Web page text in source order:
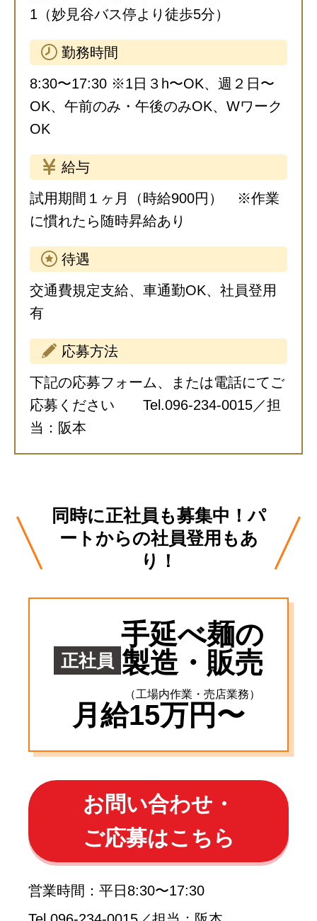
1（妙見谷バス停より徒歩5分）
勤務時間
8:30〜17:30 ※1日３h〜OK、週２日〜
OK、午前のみ・午後のみOK、Wワーク
OK
給与
試用期間１ヶ月（時給900円） ※作業
に慣れたら随時昇給あり
待遇
交通費規定支給、車通勤OK、社員登用
有
応募方法
下記の応募フォーム、または電話にてご
応募ください Tel.096-234-0015／担
当：阪本
同時に正社員も募集中！パ
ートからの社員登用もあ
り！
正社員
手延べ麺の
製造・販売
（工場内作業・売店業務）
月給15万円〜
お問い合わせ・
ご応募はこちら
営業時間：平日8:30〜17:30